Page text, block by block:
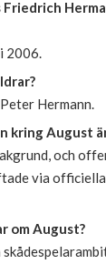
2006.
Hermann.
kring August
och
via
om August?